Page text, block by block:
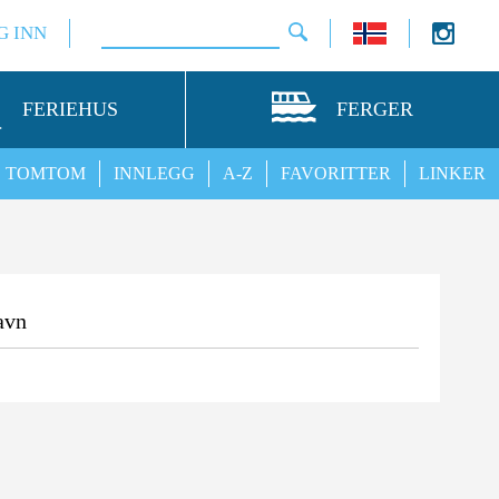
INN
FERIEHUS FERGER
LINKER
FAVORITTER
A-Z
INNLEGG
TOMTOM